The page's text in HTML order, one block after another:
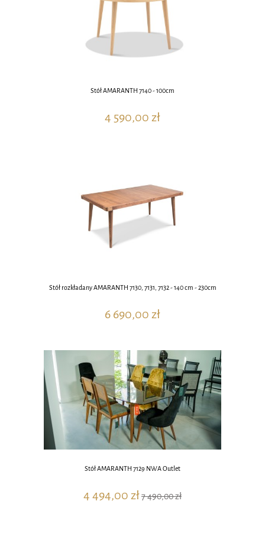
Stół AMARANTH 7140 - 100cm
4 590,00 zł
Stół rozkładany AMARANTH 7130, 7131, 7132 - 140 cm - 230cm
6 690,00 zł
Stół AMARANTH 7129 NWA Outlet
4 494,00 zł7 490,00 zł